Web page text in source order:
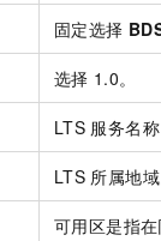
固定选择
选择 1.0。
LTS 服务名称
LTS 所属地域
可用区是指